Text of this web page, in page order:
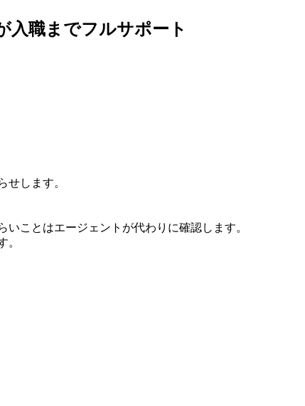
入職までフルサポート
せします。
ことはエージェントが代わりに確認します。
。